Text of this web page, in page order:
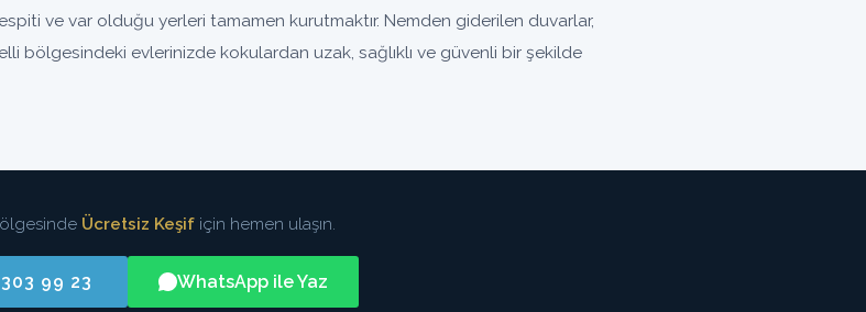
ve var olduğu yerleri tamamen kurutmaktır. Nemden giderilen duvarlar,
bölgesindeki evlerinizde kokulardan uzak, sağlıklı ve güvenli bir şekilde
Ücretsiz Keşif için hemen ulaşın.
99 23 WhatsApp ile Yaz